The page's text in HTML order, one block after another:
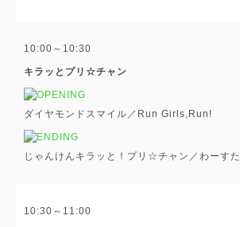
10:00～10:30
キラッとプリ☆チャン
ダイヤモンドスマイル／Run Girls,Run!
じゃんけんキラッと！プリ☆チャン／わーすた
10:30～11:00